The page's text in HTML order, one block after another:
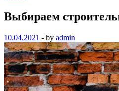
Выбираем
10.04.2021 - by admin